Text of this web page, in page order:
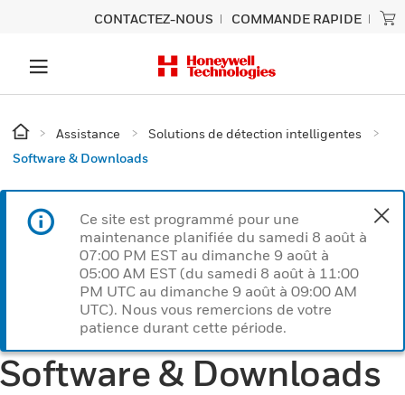
CONTACTEZ-NOUS COMMANDE RAPIDE
Assistance
Solutions de détection intelligentes
Software & Downloads
Ce site est programmé pour une
maintenance planifiée du samedi 8 août à
07:00 PM EST au dimanche 9 août à
05:00 AM EST (du samedi 8 août à 11:00
PM UTC au dimanche 9 août à 09:00 AM
UTC). Nous vous remercions de votre
patience durant cette période.
& Downloads